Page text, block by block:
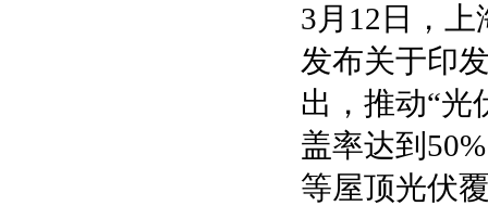
3月12日，
发布关于印
出，推动“光
盖率达到
等屋顶光伏